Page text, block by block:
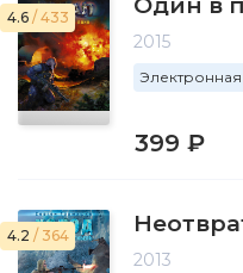
4.6 / 433 Один в
2015
Электронная
399 ₽
4.2 / 364
2013